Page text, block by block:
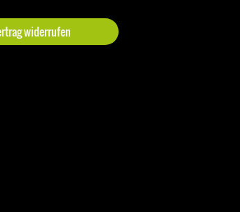
widerrufen